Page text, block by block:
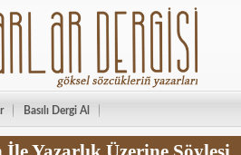
Basılı Dergi Al